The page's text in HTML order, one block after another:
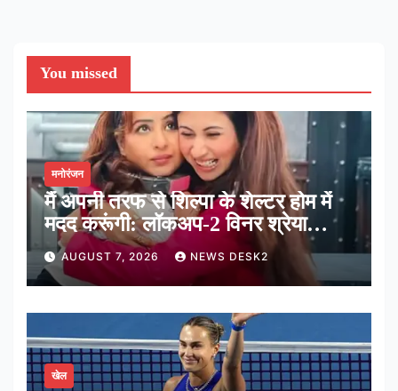
You missed
मनोरंजन
मैं अपनी तरफ से शिल्पा के शेल्टर होम में
मदद करूंगी: लॉकअप-2 विनर श्रेया
कालरा
AUGUST 7, 2026 NEWS DESK2
खेल